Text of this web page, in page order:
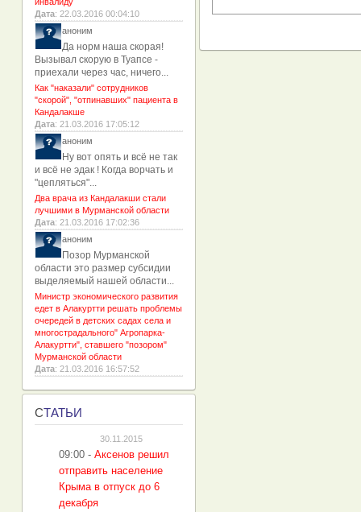
Дата: 22.03.2016 00:04:10
аноним
Да норм наша скорая!
Вызывал скорую в Туапсе -
приехали через час, ничего...
Как "наказали" сотрудников
"скорой", "отпинавших" пациента в
Кандалакше
Дата: 21.03.2016 17:05:12
аноним
Ну вот опять и всё не так
и всё не эдак ! Когда ворчать и
"цепляться"...
Два врача из Кандалакши стали
лучшими в Мурманской области
Дата: 21.03.2016 17:02:36
аноним
Позор Мурманской
области это размер субсидии
выделяемый нашей области...
Министр экономического развития
едет в Алакуртти решать проблемы
очередей в детских садах села и
многострадального" Агропарка-
Алакуртти", ставшего "позором"
Мурманской области
Дата: 21.03.2016 16:57:52
СТАТЬИ
30.11.2015
09:00 - Аксенов решил
отправить население
Крыма в отпуск до 6
декабря